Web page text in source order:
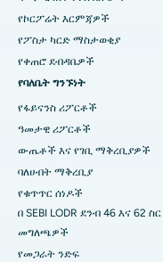
በጃያናጋር፣ ባንጋሎር
ምርጥ ሆስፒታል በራምጂ
በሴክተር-19 ፣ ሩርኬላ
በስዋርጌት፣ ፑን ውስጥ
በደቡብ ዴልሂ ውስጥ ምርጥ
የኮርፖሬት እርምጃዎች
የፖስታ ካርድ ማስታወቂያ
የቀጠሮ ደብዳቤዎች
የባለቤት ግንኙነት
የፋይናንስ ሪፖርቶች
ዓመታዊ ሪፖርቶች
ውጤቶች እና የገቢ ማቅረቢያዎች
ባለሀብት ማቅረቢያ
የቁጥጥር ሰነዶች
በ SEBI LODR ደንብ 46 እና 62
መግለጫዎች
የመጋራት ንድፍ